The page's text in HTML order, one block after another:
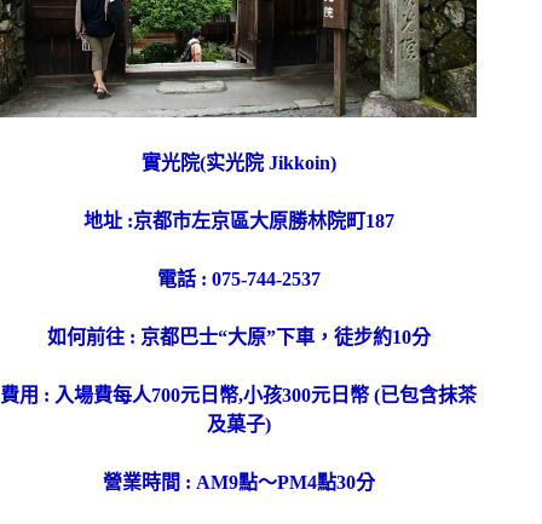
實光院(实光院 Jikkoin)
地址 :京都市左京區大原勝林院町187
電話 : 075-744-2537
如何前往 : 京都巴士“大原”下車，徒步約10分
費用 : 入場費每人700元日幣,小孩300元日幣 (已包含抹茶
及菓子)
營業時間 : AM9點～PM4點30分